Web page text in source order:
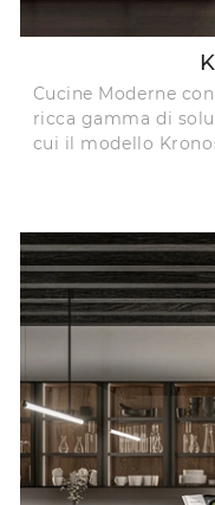
Cucine Moderne
ricca gamma di
cui il modello